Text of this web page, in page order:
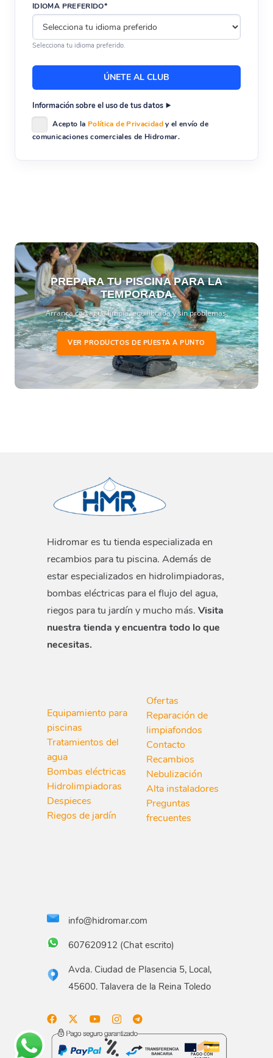
IDIOMA PREFERIDO*
Selecciona tu idioma preferido.
Información sobre el uso de tus datos
Acepto la Política de Privacidady el envío de
comunicaciones comerciales de Hidromar.
PREPARA TU PISCINA PARA LA
TEMPORADA
Arranca con agua limpia, equilibrada y sin problemas.
VER PRODUCTOS DE PUESTA A PUNTO
Hidromar es tu tienda especializada en
recambios para tu piscina. Además de
estar especializados en hidrolimpiadoras,
bombas eléctricas para el flujo del agua,
riegos para tu jardín y mucho más. Visita
nuestra tienda y encuentra todo lo que
necesitas.
Equipamiento para
piscinas
Tratamientos del
agua
Bombas eléctricas
Hidrolimpiadoras
Despieces
Riegos de jardín
Ofertas
Reparación de
limpiafondos
Contacto
Recambios
Nebulización
Alta instaladores
Preguntas
frecuentes
info@hidromar.com
607620912 (Chat escrito)
Avda. Ciudad de Plasencia 5, Local,
45600. Talavera de la Reina Toledo